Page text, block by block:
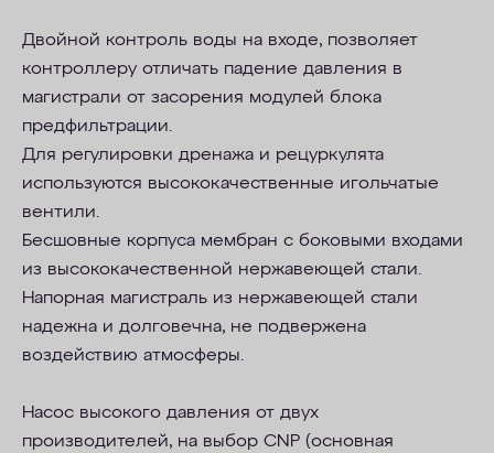
Двойной контроль воды на входе, позволяет
контроллеру отличать падение давления в
магистрали от засорения модулей блока
предфильтрации.
Для регулировки дренажа и рецуркулята
используются высококачественные игольчатые
вентили.
Бесшовные корпуса мембран с боковыми входами
из высококачественной нержавеющей стали.
Напорная магистраль из нержавеющей стали
надежна и долговечна, не подвержена
воздействию атмосферы.
Насос высокого давления от двух
производителей, на выбор CNP (основная